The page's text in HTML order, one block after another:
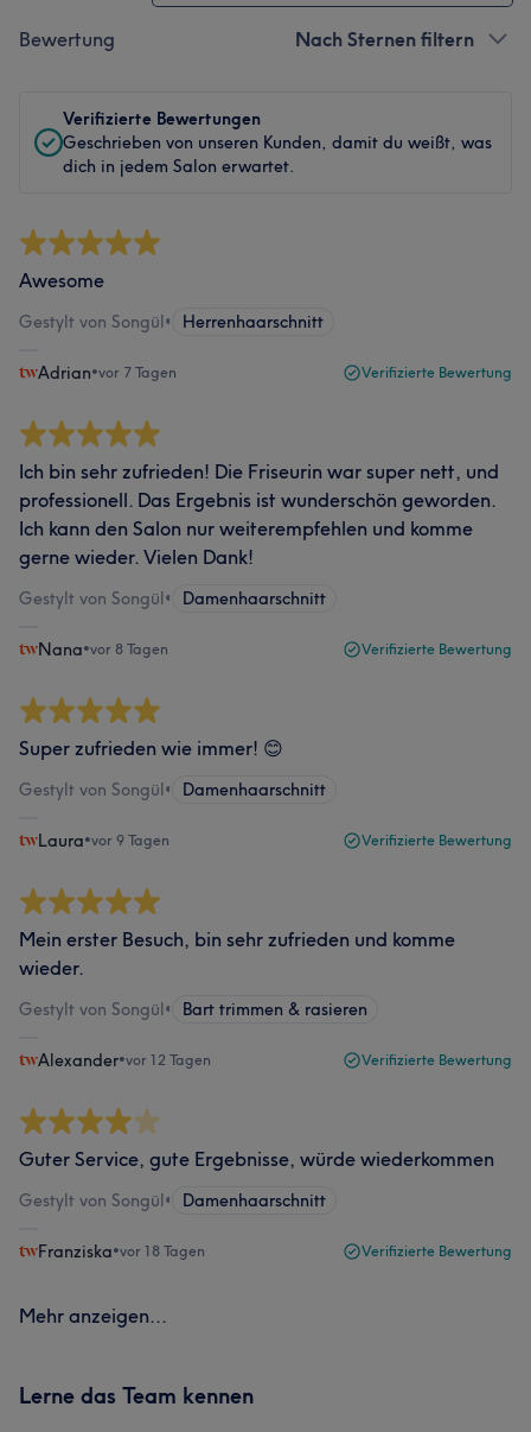
Bewertung Nach Sternen filtern
Verifizierte Bewertungen
Geschrieben von unseren Kunden, damit du weißt, was
dich in jedem Salon erwartet.
Awesome
Gestylt von Songül• Herrenhaarschnitt
Adrian•vor 7 Tagen Verifizierte Bewertung
Ich bin sehr zufrieden! Die Friseurin war super nett, und
professionell. Das Ergebnis ist wunderschön geworden.
Ich kann den Salon nur weiterempfehlen und komme
gerne wieder. Vielen Dank!
Gestylt von Songül• Damenhaarschnitt
Nana•vor 8 Tagen Verifizierte Bewertung
Super zufrieden wie immer! 😊
Gestylt von Songül• Damenhaarschnitt
Laura•vor 9 Tagen Verifizierte Bewertung
Mein erster Besuch, bin sehr zufrieden und komme
wieder.
Gestylt von Songül• Bart trimmen & rasieren
Alexander•vor 12 Tagen Verifizierte Bewertung
Guter Service, gute Ergebnisse, würde wiederkommen
Gestylt von Songül• Damenhaarschnitt
Franziska•vor 18 Tagen Verifizierte Bewertung
Mehr anzeigen...
Lerne das Team kennen